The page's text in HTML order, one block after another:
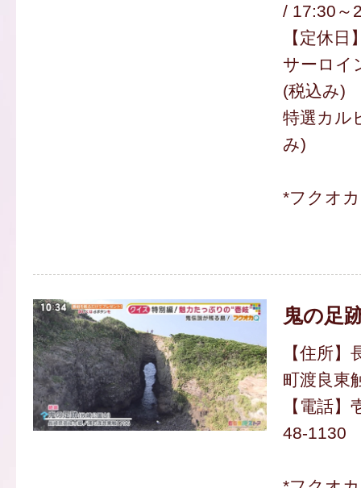
/ 17:30～
【定休日
サーロイ
(税込み)
特選カル
み)
*フクオ
鬼の足
【住所
町渡良東
【電話
48-1130